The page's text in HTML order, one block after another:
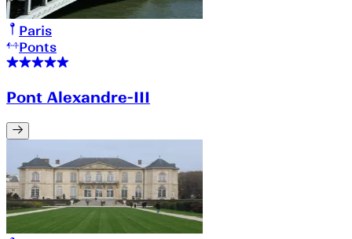
Paris
Ponts
Pont Alexandre-III